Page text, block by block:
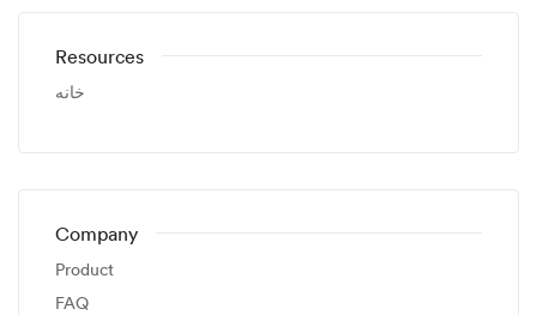
Resources
خانه
Company
Product
FAQ